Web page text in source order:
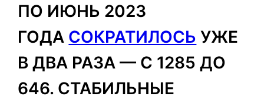
ПО ИЮНЬ 2023
ГОДА СОКРАТИЛОСЬ УЖЕ
В ДВА РАЗА — С 1285 ДО
646. СТАБИЛЬНЫЕ